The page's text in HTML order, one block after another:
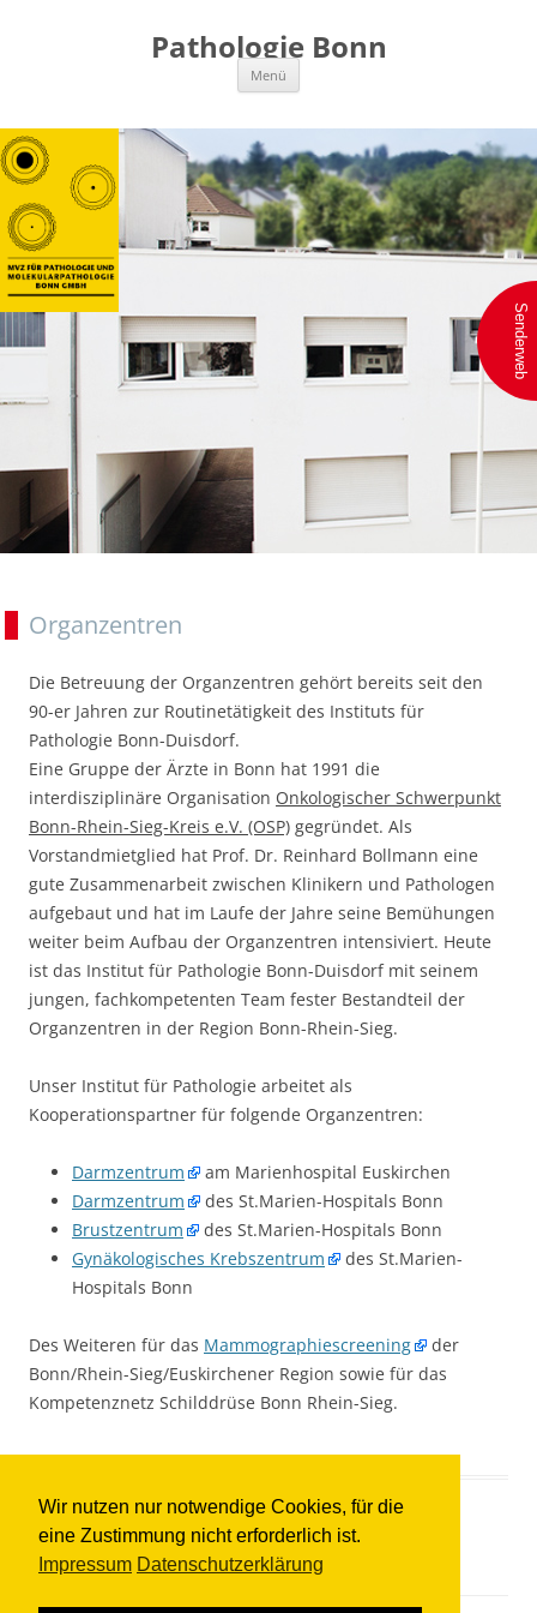
Pathologie Bonn
Menü Zum
Organzentren
Die Betreuung der Organzentren gehört bereits seit den
90-er Jahren zur Routinetätigkeit des Instituts für
Pathologie Bonn-Duisdorf.
Eine Gruppe der Ärzte in Bonn hat 1991 die
interdisziplinäre Organisation Onkologischer Schwerpunkt
Bonn-Rhein-Sieg-Kreis e.V. (OSP) gegründet. Als
Vorstandmietglied hat Prof. Dr. Reinhard Bollmann eine
gute Zusammenarbeit zwischen Klinikern und Pathologen
aufgebaut und hat im Laufe der Jahre seine Bemühungen
weiter beim Aufbau der Organzentren intensiviert. Heute
ist das Institut für Pathologie Bonn-Duisdorf mit seinem
jungen, fachkompetenten Team fester Bestandteil der
Organzentren in der Region Bonn-Rhein-Sieg.
Unser Institut für Pathologie arbeitet als
Kooperationspartner für folgende Organzentren:
Darmzentrum
am Marienhospital Euskirchen
Darmzentrum
des St.Marien-Hospitals Bonn
Brustzentrum
des St.Marien-Hospitals Bonn
Gynäkologisches Krebszentrum
des St.Marien-
Hospitals Bonn
Des Weiteren für das Mammographiescreening
der
Bonn/Rhein-Sieg/Euskirchener Region sowie für das
Kompetenznetz Schilddrüse Bonn Rhein-Sieg.
Wir nutzen nur notwendige Cookies, für die
eine Zustimmung nicht erforderlich ist.
Impressum Datenschutzerklärung